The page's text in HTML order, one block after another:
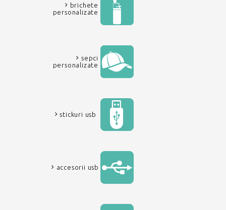
brichete
personalizate
sepci
personalizate
stickuri usb
accesorii usb